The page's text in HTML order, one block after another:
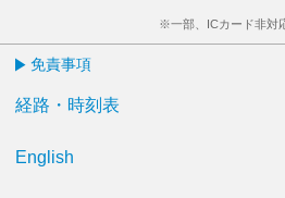
※一部、ICカード非対
免責事項
経路・時刻表
English